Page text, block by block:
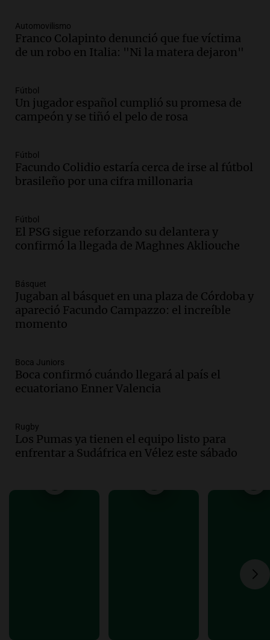
programa de movilidad sustentable
Viva la Radio
Episodios
nevada en Mendoza este fin de semana
tras condiciones invernales
Panorama Federal
Episodios
distraídos: ¿Qué pasa con un niño
cuando el padre mira mucho el teléfono?
Educar entre todos
Audio.
Tecnológico en Villa María con dos
edificios icónicos
Audio. Polémica en el fútbol argentino:
árbitros bajo la lupa tras fallos
controvertidos
Panorama Federal
Audio.
para modificar proyecto de propiedad
privada en el Senado Nacional
Audio.
Estados Unidos advierte sobre
contrato entre cooperativa argentina y
Huawei en Neuquén
Episodios
Automovilismo
Franco Colapinto denunció que fue víctima
de un robo en Italia: "Ni la matera dejaron"
Fútbol
Un jugador español cumplió su promesa de
campeón y se tiñó el pelo de rosa
Fútbol
Facundo Colidio estaría cerca de irse al fútbol
brasileño por una cifra millonaria
Fútbol
El PSG sigue reforzando su delantera y
confirmó la llegada de Maghnes Akliouche
Básquet
Jugaban al básquet en una plaza de Córdoba y
apareció Facundo Campazzo: el increíble
momento
Boca Juniors
Boca confirmó cuándo llegará al país el
ecuatoriano Enner Valencia
Rugby
Los Pumas ya tienen el equipo listo para
enfrentar a Sudáfrica en Vélez este sábado